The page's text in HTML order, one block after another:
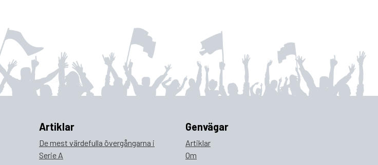
Artiklar
De mest värdefulla övergångarna i
Serie A
Genvägar
Artiklar
Om